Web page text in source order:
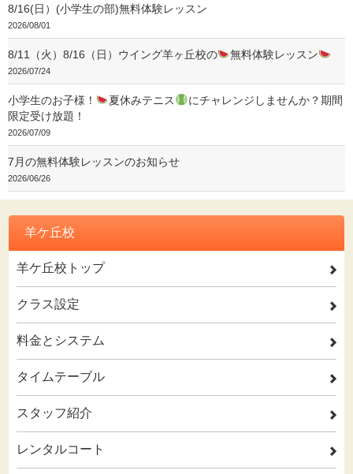
8/16(日）(小学生の部)無料体験レッスン
2026/08/01
8/11（火）8/16（日）ウイング羊ヶ丘校の 無料体験レッスン
2026/07/24
小学生のお子様！ 夏休みテニス
にチャレンジしませんか？期間
限定受け放題！
2026/07/09
7月の無料体験レッスンのお知らせ
2026/06/26
羊ケ丘校
羊ケ丘校トップ 2
クラス設定 2
料金とシステム 2
タイムテーブル 2
スタッフ紹介 2
レンタルコート 2